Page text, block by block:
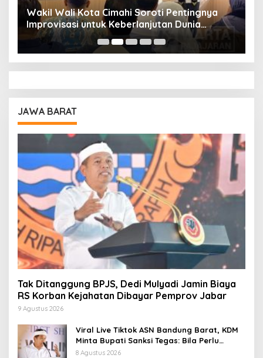
Wakil Wali Kota Cimahi Soroti Pentingnya
Improvisasi untuk Keberlanjutan Dunia
Pendidikan
JAWA BARAT
Tak Ditanggung BPJS, Dedi Mulyadi Jamin Biaya
RS Korban Kejahatan Dibayar Pemprov Jabar
9 Agustus 2026
Viral Live Tiktok ASN Bandung Barat, KDM
Minta Bupati Sanksi Tegas: Bila Perlu
Pemberhentian
8 Agustus 2026